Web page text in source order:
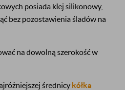
posiada klej silikonowy,
bez pozostawienia śladów na
na dowolną szerokość w
średnicy kółka